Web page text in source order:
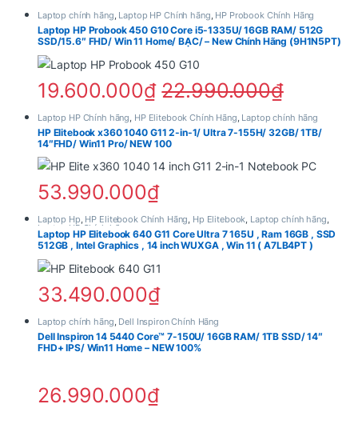
Windows 11 Home bản quyền và hỗ
trợ 2 năm Premier Support
cập nhật đầy đủ tính năng bảo mật, hiệu năng và giao
Laptop chính hãng, Laptop HP Chính hãng, HP Probook Chính Hãng
Laptop HP Probook 450 G10 Core i5-1335U/ 16GB RAM/ 512G
SSD/15.6″ FHD/ Win 11 Home/ BẠC/ – New Chính Hãng (9H1N5PT)
19.600.000₫ 22.990.000₫
Laptop HP Chính hãng, HP Elitebook Chính Hãng, Laptop chính hãng
HP Elitebook x360 1040 G11 2-in-1/ Ultra 7-155H/ 32GB/ 1TB/
14″FHD/ Win11 Pro/ NEW 100
53.990.000₫Sản phẩm này có nhiều biến thể.
Laptop Hp, HP Elitebook Chính Hãng, Hp Elitebook, Laptop chính hãng,
Laptop HP Chính hãng
Laptop HP Elitebook 640 G11 Core Ultra 7 165U , Ram 16GB , SSD
512GB , Intel Graphics , 14 inch WUXGA , Win 11 ( A7LB4PT )
33.490.000₫Sản phẩm này có nhiều biến thể.
Laptop chính hãng, Dell Inspiron Chính Hãng
Dell Inspiron 14 5440 Core™ 7-150U/ 16GB RAM/ 1TB SSD/ 14″
FHD+ IPS/ Win11 Home – NEW 100%
26.990.000₫